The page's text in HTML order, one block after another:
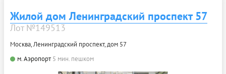
Жилой дом Ленинградский проспект 57
Лот №149513
Москва, Ленинградский проспект, дом 57
м. Аэропорт 5 мин. пешком